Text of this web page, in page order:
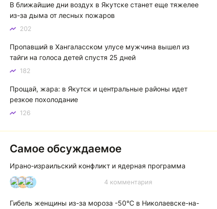
тем более говорить не приходиться. Не зря даже в
песнях поют…
В ближайшие дни воздух в Якутске станет еще тяжелее
из-за дыма от лесных пожаров
202
Пропавший в Хангаласском улусе мужчина вышел из
тайги на голоса детей спустя 25 дней
182
Прощай, жара: в Якутск и центральные районы идет
резкое похолодание
126
Самое обсуждаемое
Ирано-израильский конфликт и ядерная программа
И А А 4 комментария
Гибель женщины из-за мороза -50°C в Николаевске-на-